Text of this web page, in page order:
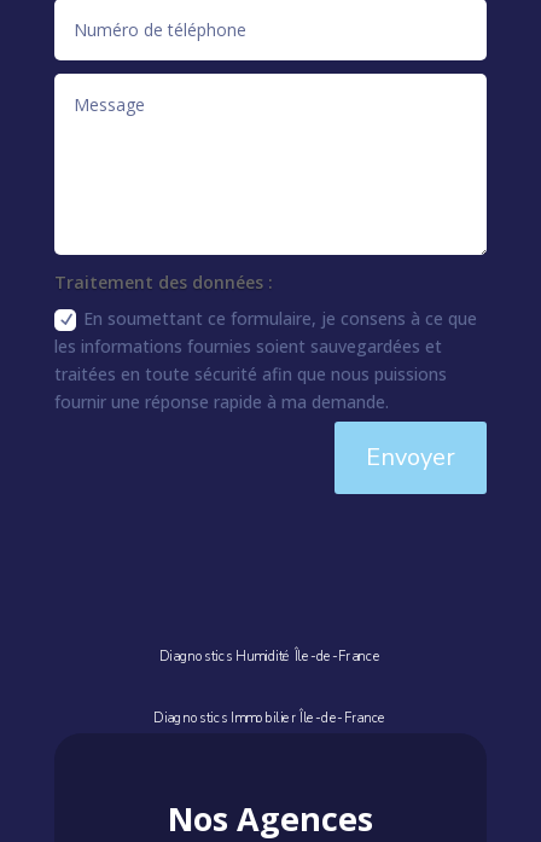
Traitement des données :
En soumettant ce formulaire, je consens à ce que
les informations fournies soient sauvegardées et
traitées en toute sécurité afin que nous puissions
fournir une réponse rapide à ma demande.
Envoyer
Diagnostics Humidité Île-de-France
Diagnostics Immobilier Île-de-France
Nos Agences